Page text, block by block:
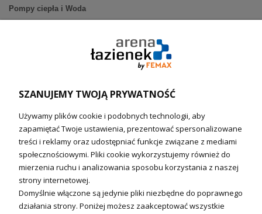
Pompy ciepła i Woda
Ogrzewanie podłogowe (główne)
Technika solarna
Fotowoltanika
Sterowniki i regulatory
Nagrzewnice i kurtyny
Kuchnia i Wentylacja
SZANUJEMY TWOJĄ PRYWATNOŚĆ
Używamy plików cookie i podobnych technologii, aby
zapamiętać Twoje ustawienia, prezentować spersonalizowane
treści i reklamy oraz udostępniać funkcje związane z mediami
społecznościowymi. Pliki cookie wykorzystujemy również do
mierzenia ruchu i analizowania sposobu korzystania z naszej
strony internetowej.
Domyślnie włączone są jedynie pliki niezbędne do poprawnego
działania strony. Poniżej możesz zaakceptować wszystkie